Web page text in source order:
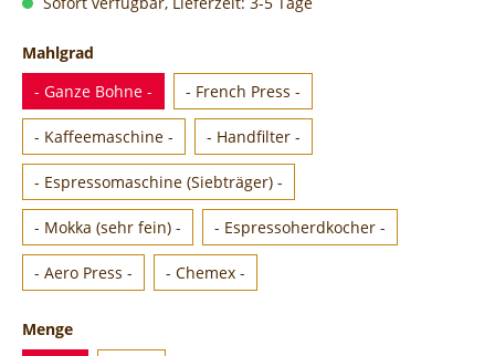
Mahlgrad
- Ganze Bohne -
- French Press -
- Kaffeemaschine - - Handfilter -
- Espressomaschine (Siebträger) -
- Mokka (sehr fein) - - Espressoherdkocher -
- Aero Press - - Chemex -
Menge